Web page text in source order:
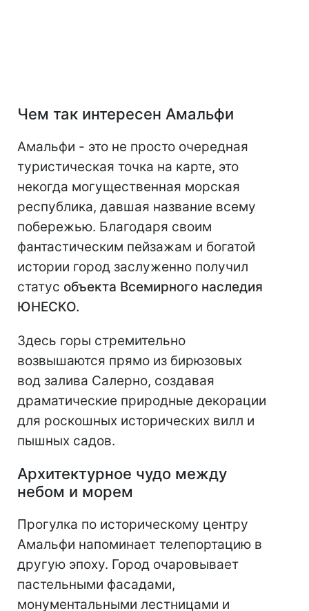
Чем так интересен Амальфи
Амальфи - это не просто очередная
туристическая точка на карте, это
некогда могущественная морская
республика, давшая название всему
побережью. Благодаря своим
фантастическим пейзажам и богатой
истории город заслуженно получил
статус объекта Всемирного наследия
ЮНЕСКО.
Здесь горы стремительно
возвышаются прямо из бирюзовых
вод залива Салерно, создавая
драматические природные декорации
для роскошных исторических вилл и
пышных садов.
Архитектурное чудо между
небом и морем
Прогулка по историческому центру
Амальфи напоминает телепортацию в
другую эпоху. Город очаровывает
пастельными фасадами,
монументальными лестницами и